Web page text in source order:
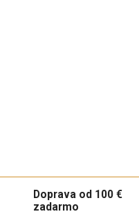
Doprava od 100 €
zadarmo